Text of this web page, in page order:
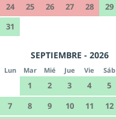
24
25 26 27 28 29
31
SEPTIEMBRE - 2026
Lun Mar Mié Jue Vie Sáb
1 2 3 4 5
7
8 9 10 11 12